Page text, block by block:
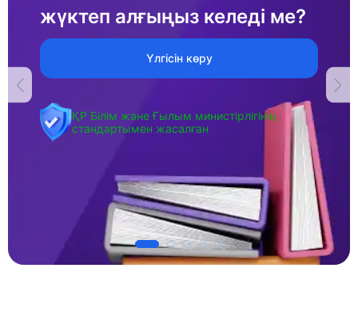
жүктеп алғыңыз келеді ме?
Үлгісін көру
ҚР Білім және Ғылым министірлігінің
стандартымен жасалған